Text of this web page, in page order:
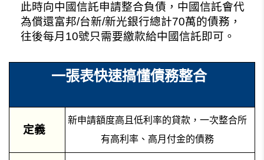
此時向中國信託申請整合負債，中國信託會代
為償還富邦/台新/新光銀行總計70萬的債務，
往後每月10號只需要繳款給中國信託即可。
一張表快速搞懂債務整合
定義
新申請額度高且低利率的貸款，一次整合所
有高利率、高月付金的債務